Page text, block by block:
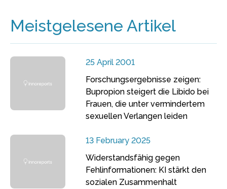
Meistgelesene Artikel
25 April 2001
Forschungsergebnisse zeigen:
Bupropion steigert die Libido bei
Frauen, die unter vermindertem
sexuellen Verlangen leiden
13 February 2025
Widerstandsfähig gegen
Fehlinformationen: KI stärkt den
sozialen Zusammenhalt